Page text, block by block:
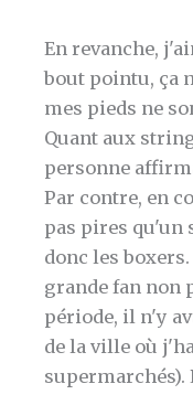
En revanche,
bout pointu, ça
mes pieds ne
Quant aux
personne
Par contre, en
pas pires qu'un
donc les
grande fan non
période, il n'y
de la ville où
supermarchés).